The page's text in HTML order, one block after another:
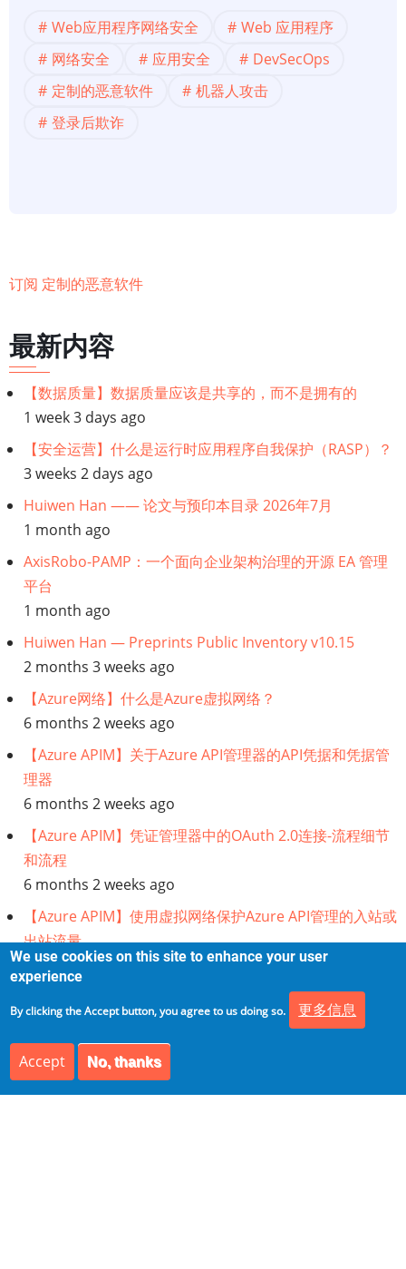
安
全】
5
预
在
集
您
的
Web
应
用
安
资
Web应用程序网络安全
Web 应用程序
网络安全
应用安全
DevSecOps
定制的恶意软件
机器人攻击
登录后欺诈
订阅 定制的恶意软件
最新内容
【数据质量】数据质量应该是共享的，而不是拥有的
1 week 3 days ago
【安全运营】什么是运行时应用程序自我保护（RASP）？
3 weeks 2 days ago
Huiwen Han —— 论文与预印本目录 2026年7月
1 month ago
AxisRobo-PAMP：一个面向企业架构治理的开源 EA 管理
平台
1 month ago
Huiwen Han — Preprints Public Inventory v10.15
2 months 3 weeks ago
【Azure网络】什么是Azure虚拟网络？
6 months 2 weeks ago
【Azure APIM】关于Azure API管理器的API凭据和凭据管
理器
6 months 2 weeks ago
【Azure APIM】凭证管理器中的OAuth 2.0连接-流程细节
和流程
6 months 2 weeks ago
【Azure APIM】使用虚拟网络保护Azure API管理的入站或
出站流量
6 months 2 weeks ago
【Azure APIM】将Azure API管理实例部署到虚拟网络-内
部模式
6 months 2 weeks ago
We use cookies on this site to enhance your user
experience
By clicking the Accept button, you agree to us doing so. 更多信息
Accept No, thanks